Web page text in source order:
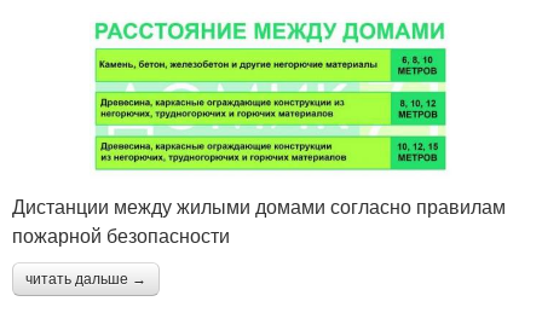
Дистанции между жилыми домами согласно правилам
пожарной безопасности
читать дальше →